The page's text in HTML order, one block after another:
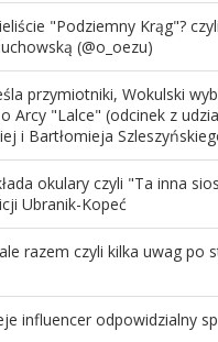
"Podziemny Krąg"? czyli
(@o_oezu)
przymiotniki, Wokulski
Arcy "Lalce" (odcinek z
i Bartłomieja
okulary czyli "Ta inna
Ubranik-Kopeć
razem czyli kilka uwag po
influencer odpowidzialny